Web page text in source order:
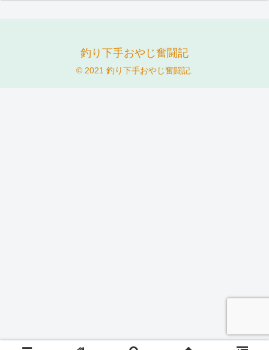
釣り下手おやじ奮闘記
© 2021 釣り下手おやじ奮闘記.